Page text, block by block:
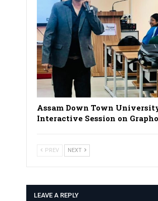
Assam Down Town
Interactive Session on
PREV NEXT
LEAVE A REPLY